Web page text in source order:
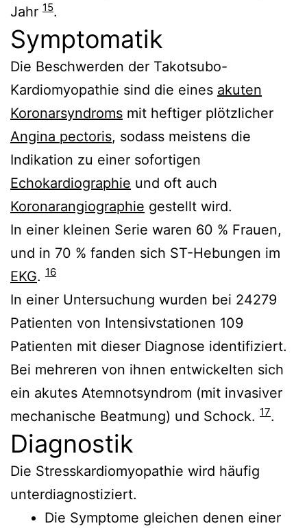
Jahr 15.
Symptomatik
Die Beschwerden der Takotsubo-
Kardiomyopathie sind die eines akuten
Koronarsyndroms mit heftiger plötzlicher
Angina pectoris, sodass meistens die
Indikation zu einer sofortigen
Echokardiographie und oft auch
Koronarangiographie gestellt wird.
In einer kleinen Serie waren 60 % Frauen,
und in 70 % fanden sich ST-Hebungen im
EKG. 16
In einer Untersuchung wurden bei 24279
Patienten von Intensivstationen 109
Patienten mit dieser Diagnose identifiziert.
Bei mehreren von ihnen entwickelten sich
ein akutes Atemnotsyndrom (mit invasiver
mechanische Beatmung) und Schock. 17.
Diagnostik
Die Stresskardiomyopathie wird häufig
unterdiagnostiziert.
Die Symptome gleichen denen einer